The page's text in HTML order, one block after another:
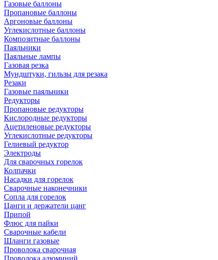
Газовые баллоны
Пропановые баллоны
Аргоновые баллоны
Углекислотные баллоны
Композитные баллоны
Паяльники
Паяльные лампы
Газовая резка
Мундштуки, гильзы для резака
Резаки
Газовые паяльники
Редукторы
Пропановые редукторы
Кислородные редукторы
Ацетиленовые редукторы
Углекислотные редукторы
Гелиевый редуктор
Электроды
Для сварочных горелок
Колпачки
Насадки для горелок
Сварочные наконечники
Сопла для горелок
Цанги и держатели цанг
Припой
Флюс для пайки
Сварочные кабели
Шланги газовые
Проволока сварочная
Проволока алюминий